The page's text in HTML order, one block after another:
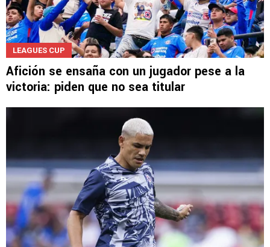
LEAGUES CUP
Afición se ensaña con un jugador pese a la
victoria: piden que no sea titular